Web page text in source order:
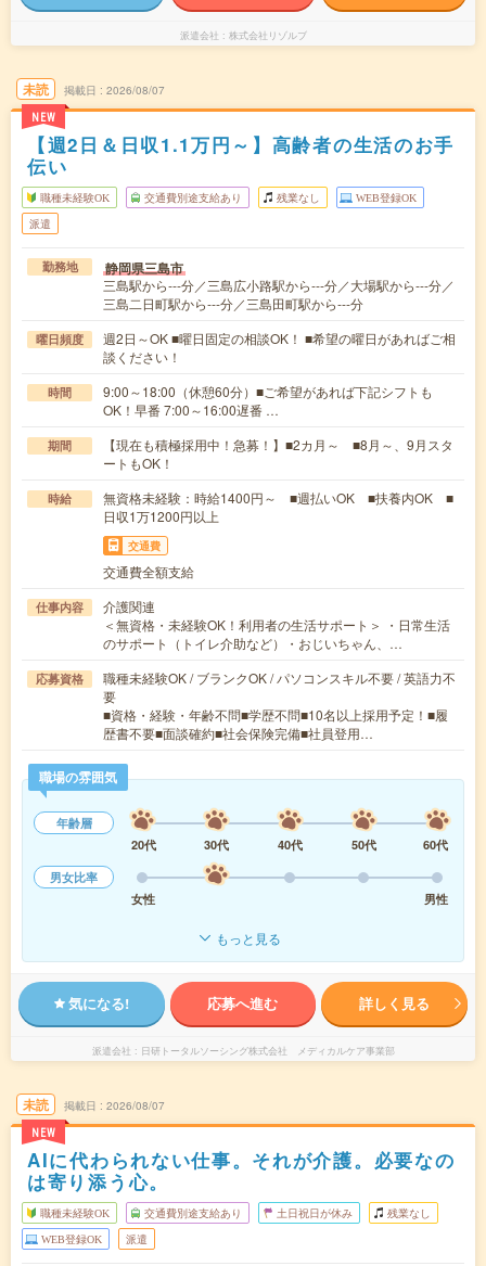
派遣会社 株式会社リゾルブ
未読
NEW
掲載日 2026/08/07
【週2日＆日収1.1万円～】高齢者の生活のお手
伝い
職種未経験OK 交通費別途支給あり 残業なし WEB登録OK
派遣
勤務地 静岡県三島市
三島駅から---分／三島広小路駅から---分／大場駅から---分／
三島二日町駅から---分／三島田町駅から---分
曜日頻度
週2日～OK ■曜日固定の相談OK！ ■希望の曜日があればご相
談ください！
時間
9:00～18:00（休憩60分）■ご希望があれば下記シフトも
OK！早番 7:00～16:00遅番 …
期間
【現在も積極採用中！急募！】■2カ月～ ■8月～、9月スタ
ートもOK！
時給
無資格未経験：時給1400円～ ■週払いOK ■扶養内OK ■
日収1万1200円以上
交通費
交通費全額支給
仕事内容
介護関連
＜無資格・未経験OK！利用者の生活サポート＞ ・日常生活
のサポート（トイレ介助など）・おじいちゃん、…
応募資格
職種未経験OK / ブランクOK / パソコンスキル不要 / 英語力不
要
■資格・経験・年齢不問■学歴不問■10名以上採用予定！■履
歴書不要■面談確約■社会保険完備■社員登用…
職場の雰囲気
年齢層
20代
30代 40代 50代
60代
男女比率
女性
男性
もっと見る
気になる! 応募へ進む 詳しく見る
派遣会社 日研トータルソーシング株式会社 メディカルケア事業部
未読
NEW
掲載日 2026/08/07
AIに代わられない仕事。それが介護。必要なの
は寄り添う心。
職種未経験OK 交通費別途支給あり 土日祝日が休み 残業なし
WEB登録OK 派遣